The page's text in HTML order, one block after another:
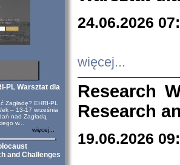
PL Warsztat dla
Zagładę? EHRI-PL
ek – 13-17 września
nad Zagładą
w...
więcej...
and Challenges
24.06.2026
więcej...
Research
Research
19.06.2026